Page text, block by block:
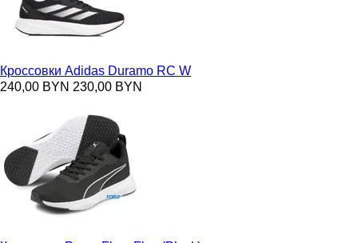
Кроссовки Adidas Duramo RC W
240,00 BYN 230,00 BYN